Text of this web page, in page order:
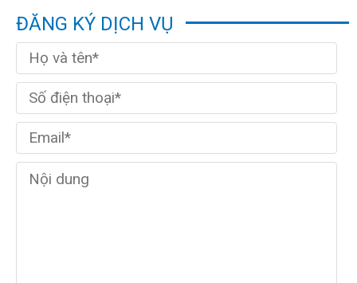
ĐĂNG KÝ DỊCH VỤ